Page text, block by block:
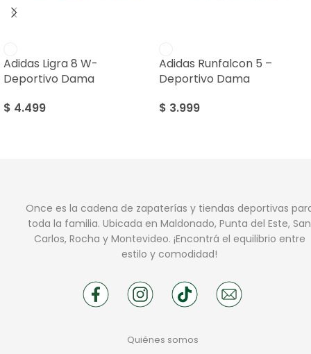
Adidas Ligra 8 W-
Deportivo Dama
$ 4.499
Adidas Runfalcon 5 –
Deportivo Dama
$ 3.999
Once es la cadena de zapaterías y tiendas deportivas
toda la familia. Ubicada en Maldonado, Punta del Este, San
Carlos, Rocha y Montevideo. ¡Encontrá el equilibrio entre
estilo y comodidad!
Quiénes somos